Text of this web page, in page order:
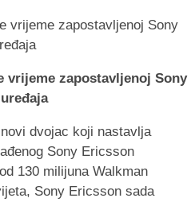
vrijeme zapostavljenoj Sony
dvojac koji nastavlja
Sony Ericsson
130 milijuna Walkman
Sony Ericsson sada